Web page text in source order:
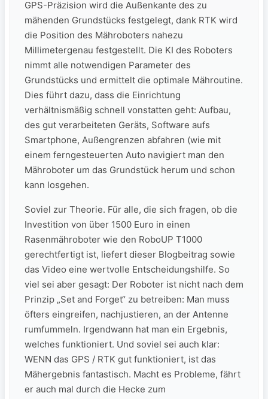
GPS-Präzision wird die Außenkante des zu
mähenden Grundstücks festgelegt, dank RTK wird
die Position des Mähroboters nahezu
Millimetergenau festgestellt. Die KI des Roboters
nimmt alle notwendigen Parameter des
Grundstücks und ermittelt die optimale Mähroutine.
Dies führt dazu, dass die Einrichtung
verhältnismäßig schnell vonstatten geht: Aufbau,
des gut verarbeiteten Geräts, Software aufs
Smartphone, Außengrenzen abfahren (wie mit
einem ferngesteuerten Auto navigiert man den
Mähroboter um das Grundstück herum und schon
kann losgehen.
Soviel zur Theorie. Für alle, ‍die sich fragen, ob die
Investition von über 1500 Euro in einen
Rasenmähroboter wie den RoboUP T1000
gerechtfertigt ist, ‍liefert dieser​ Blogbeitrag sowie
das Video eine ‍wertvolle Entscheidungshilfe. ‍So
viel sei aber gesagt: Der Roboter ist nicht nach dem
Prinzip „Set and Forget“ zu betreiben: Man muss
öfters eingreifen, nachjustieren, an der Antenne
rumfummeln. Irgendwann hat man ein Ergebnis,
welches funktioniert. Und soviel sei auch klar:
WENN das GPS / RTK gut funktioniert, ist das
Mähergebnis fantastisch. Macht es Probleme, fährt
er auch mal durch die Hecke zum